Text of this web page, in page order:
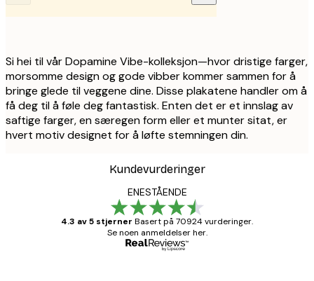
Si hei til vår Dopamine Vibe-kolleksjon—hvor dristige farger,
morsomme design og gode vibber kommer sammen for å
bringe glede til veggene dine. Disse plakatene handler om å
få deg til å føle deg fantastisk. Enten det er et innslag av
saftige farger, en særegen form eller et munter sitat, er
hvert motiv designet for å løfte stemningen din.
Kundevurderinger
ENESTÅENDE
4.3 av 5 stjerner Basert på 70924 vurderinger.
Se noen anmeldelser her.